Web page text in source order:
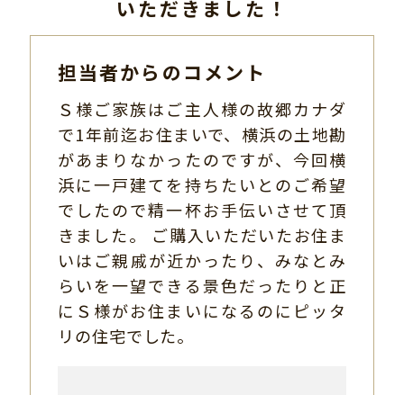
いただきました！
担当者からのコメント
Ｓ様ご家族はご主人様の故郷カナダ
で1年前迄お住まいで、横浜の土地勘
があまりなかったのですが、今回横
浜に一戸建てを持ちたいとのご希望
でしたので精一杯お手伝いさせて頂
きました。 ご購入いただいたお住ま
いはご親戚が近かったり、みなとみ
らいを一望できる景色だったりと正
にＳ様がお住まいになるのにピッタ
リの住宅でした。